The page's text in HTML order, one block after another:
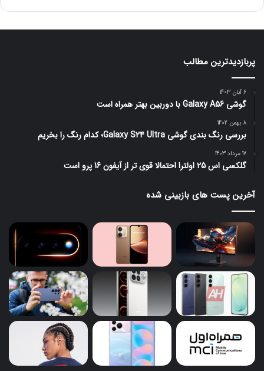
پربازدیدترین مطالب
6 آبان 1403
گوشی Galaxy A56 با دوربین بهتر همراه است
8 بهمن 1402
بررسی رنگ بندی گوشی Galaxy S24 Ultra؛ کدام رنگ را بخریم
17 مرداد 1403
گلکسی اس 25 اولترا احتمالا قوی تر از آیفون 16 پرو است
آخرین پست های بازبینی شده